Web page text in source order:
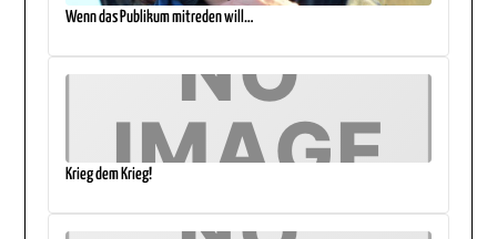
Wenn das Publikum mitreden will…
Krieg dem Krieg!